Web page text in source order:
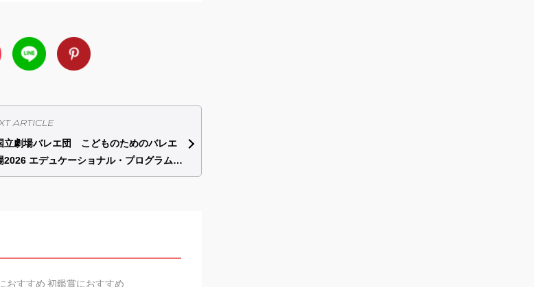
ARTICLE
立劇場バレエ団 こどものためのバレエ
2026 エデュケーショナル・プログラム…
おすすめ 初鑑賞におすすめ